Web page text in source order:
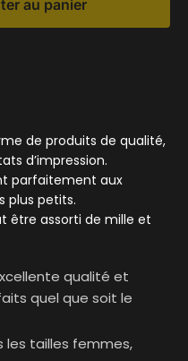
au panier
de produits de qualité,
d’impression.
parfaitement aux
plus petits.
être assorti de mille et
qualité et
quel que soit le
les tailles femmes,